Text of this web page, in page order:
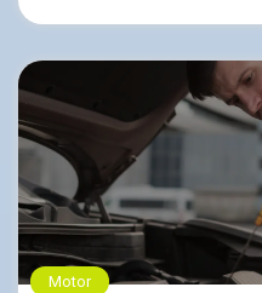
Motor